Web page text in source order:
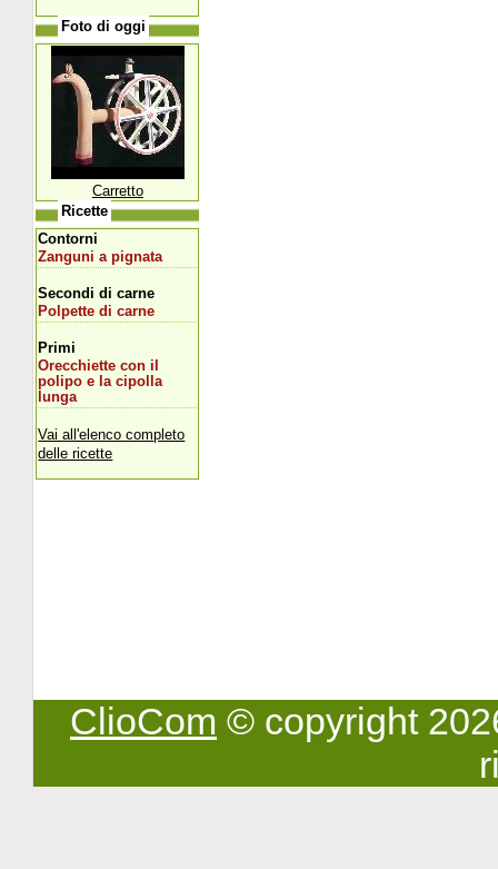
Foto di oggi
Carretto
Ricette
Contorni
Zanguni a pignata
Secondi di carne
Polpette di carne
Primi
Orecchiette con il
polipo e la cipolla
lunga
Vai all'elenco completo
delle ricette
ClioCom © copyright